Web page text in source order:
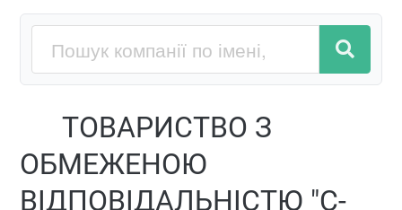
ТОВАРИСТВО З
ОБМЕЖЕНОЮ
ВІДПОВІДАЛЬНІСТЮ "С-